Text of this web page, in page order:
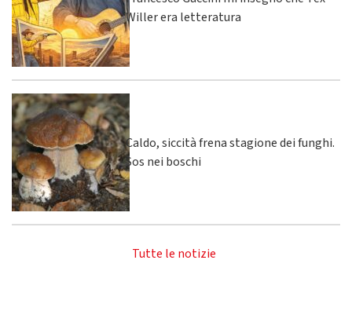
Willer era letteratura
Caldo, siccità frena stagione dei funghi.
Sos nei boschi
Tutte le notizie